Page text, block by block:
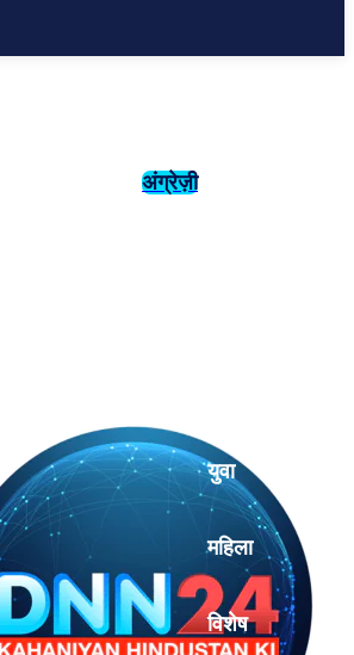
अंग्रेज़ी
युवा
महिला
विशेष